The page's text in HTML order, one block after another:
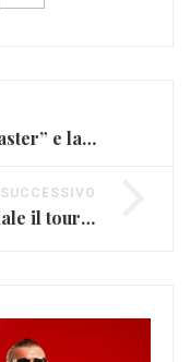
Il video di “Beautiful Disaster” e la scommessa di Fedez (VIDEO)
SUCCESSIVO
Bruce Springsteen: ufficiale il tour USA, possibili date in Europa (FOTO)